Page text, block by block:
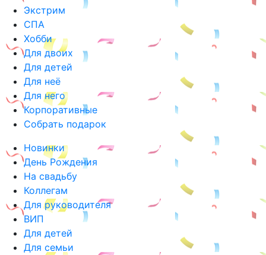
Экстрим
СПА
Хобби
Для двоих
Для детей
Для неё
Для него
Корпоративные
Собрать подарок
Новинки
День Рождения
На свадьбу
Коллегам
Для руководителя
ВИП
Для детей
Для семьи